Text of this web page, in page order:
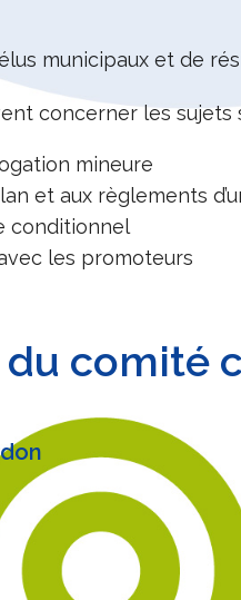
municipaux et de
concerner les sujets
mineure
et aux règlements
conditionnel
les promoteurs
comité